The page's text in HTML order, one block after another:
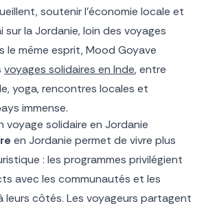
soutenir l’économie locale et
sur la Jordanie, loin des voyages
le même esprit, Mood Goyave
voyages solidaires en Inde, entre
yoga, rencontres locales et
immense.
voyage solidaire en Jordanie
en Jordanie permet de vivre plus
: les programmes privilégient
avec les communautés et les
leurs côtés. Les voyageurs partagent